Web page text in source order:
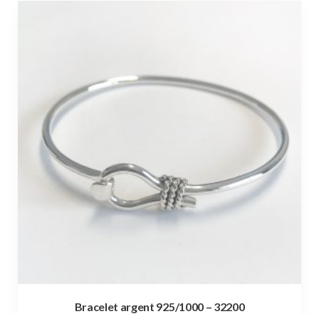
Bracelet argent 925/1000 – 32200